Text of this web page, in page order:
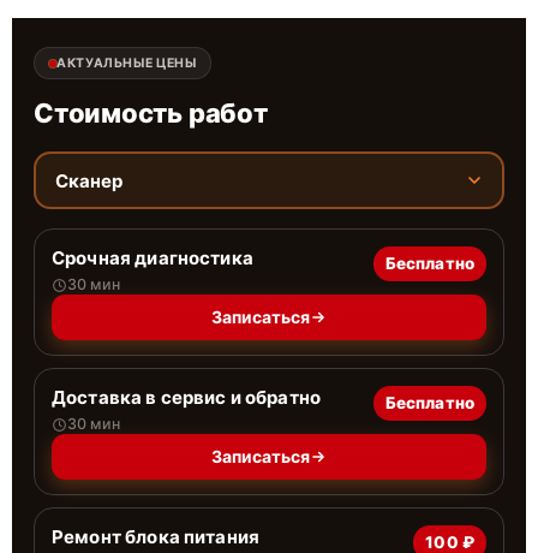
АКТУАЛЬНЫЕ ЦЕНЫ
Стоимость работ
Сканер
Срочная диагностика
30 мин
Бесплатно
Записаться
Доставка в сервис и обратно
30 мин
Бесплатно
Записаться
Ремонт блока питания 100 ₽